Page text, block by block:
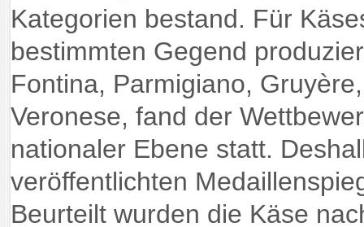
Kategorien bestand. Für
bestimmten Gegend
Fontina, Parmigiano,
Veronese, fand der
nationaler Ebene statt.
veröffentlichten
Beurteilt wurden die Käse